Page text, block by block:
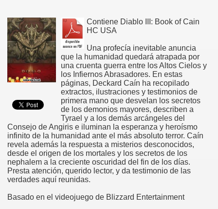
Contiene Diablo III: Book of Cain
HC USA
Una profecía inevitable anuncia
que la humanidad quedará atrapada por
una cruenta guerra entre los Altos Cielos y
los Infiernos Abrasadores. En estas
páginas, Deckard Caín ha recopilado
extractos, ilustraciones y testimonios de
primera mano que desvelan los secretos
de los demonios mayores, describen a
Tyrael y a los demás arcángeles del
Consejo de Angiris e iluminan la esperanza y heroísmo
infinito de la humanidad ante el más absoluto terror. Caín
revela además la respuesta a misterios desconocidos,
desde el origen de los mortales y los secretos de los
nephalem a la creciente oscuridad del fin de los días.
Presta atención, querido lector, y da testimonio de las
verdades aquí reunidas.
Basado en el videojuego de Blizzard Entertainment